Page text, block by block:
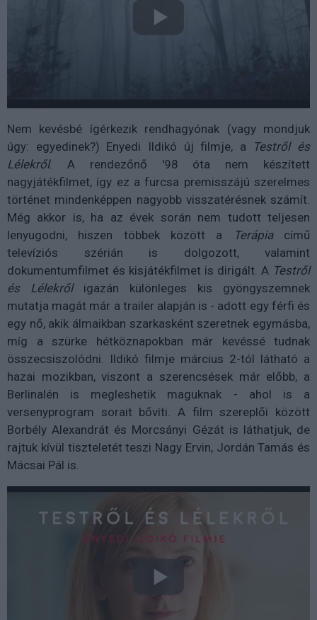
Nem kevésbé ígérkezik rendhagyónak (vagy mondjuk
úgy: egyedinek?) Enyedi Ildikó új filmje, a
Testről és
Lélekről. A rendezőnő '98 óta nem készített
nagyjátékfilmet, így ez a furcsa premisszájú szerelmes
történet mindenképpen nagyobb visszatérésnek számít.
Még akkor is, ha az évek során nem tudott teljesen
lenyugodni, hiszen többek között a
Terápiacímű
televíziós szérián is dolgozott, valamint
dokumentumfilmet és kisjátékfilmet is dirigált. A Testről
és Lélekrőligazán különleges kis gyöngyszemnek
mutatja magát már a trailer alapján is - adott egy férfi és
egy nő, akik álmaikban szarkasként szeretnek egymásba,
míg a szürke hétköznapokban már kevéssé tudnak
összecsiszolódni. Ildikó filmje március 2-tól látható a
hazai mozikban, viszont a szerencsések már előbb, a
Berlinalén is megleshetik maguknak - ahol is a
versenyprogram sorait bővíti. A film szereplői között
Borbély Alexandrát és Morcsányi Gézát is láthatjuk, de
rajtuk kívül tiszteletét teszi Nagy Ervin, Jordán Tamás és
Mácsai Pál is.